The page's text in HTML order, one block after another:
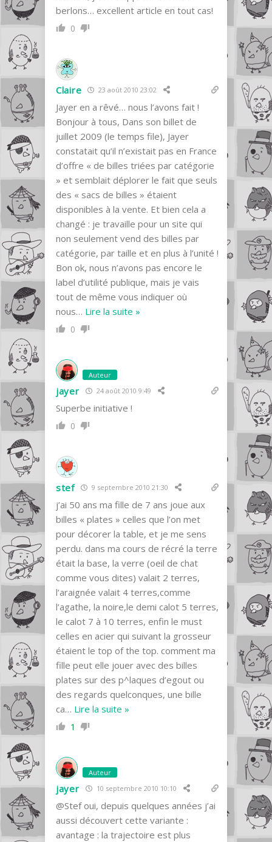
berlons… excellent article en tout cas!
0
Claire 23 août 2010 23:02
Jayer en a rêvé… nous l’avons fait !
Bonjour à tous, Dans son billet de
juillet 2009 (le temps file), Jayer
constatait qu’il n’existait pas en France
d’offre « de billes triées par catégorie
» et semblait déplorer le fait que seuls
des « sacs de billes » étaient
disponibles à la vente. Et bien cela a
changé : je travaille pour un site qui
non seulement vend des billes par
catégorie, par taille et en plus à l’unité !
Bon ok, nous n’avons pas encore le
label d’utilité publique, mais je vais
tout de même vous indiquer où
nous… Lire la suite »
0
Auteur
jayer 24 août 2010 9:49
Superbe initiative !
0
stef 9 septembre 2010 21:30
j’ai 50 ans ma fille de 7 ans joue aux
billes « plates » celles que l’on met
pour décorer la table, et je me sens
perdu. dans ma cours de récré la terre
était la base, la verre (oeil de chat
comme vous dites) valait 2 terres,
l’araignée valait 4 terres,comme
l’agathe, la noire,le demi calot 5 terres,
le calot 7 à 10 terres, enfin le must
celles en acier qui suivant la grosseur
étaient le top of the top. comment ma
fille peut elle jouer avec des billes
plates sur des p^laques d’egout ou
des regards quelconques, une bille
ca… Lire la suite »
1
Auteur
jayer 10 septembre 2010 10:10
@Stef oui, depuis quelques années j’ai
aussi découvert cette variante :
avantage : la trajectoire est plus